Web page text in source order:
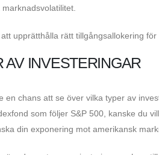
upprätthålla rätt tillgångsallokering för
AV INVESTERINGAR
en chans att se över vilka typer av
som följer S&P 500, kanske du
din exponering mot amerikansk